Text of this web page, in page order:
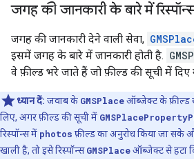
जगह की जानकारी के बारे में
जगह की जानकारी देने वाली सेवा,
इसमें जगह के बारे में जानकारी होती है.
वे फ़ील्ड भरे जाते हैं जो फ़ील्ड की सूची में दिए
ध्यान दें: जवाब के GMSPlaceऑब्जेक्ट के फ़ील्ड
लिए, अगर फ़ील्ड की सूची में
रिस्पॉन्स में photos फ़ील्ड का अनुरोध किया जा सके
खाली है, तो इसे रिस्पॉन्सGMSPlaceऑब्जेक्ट से हटा